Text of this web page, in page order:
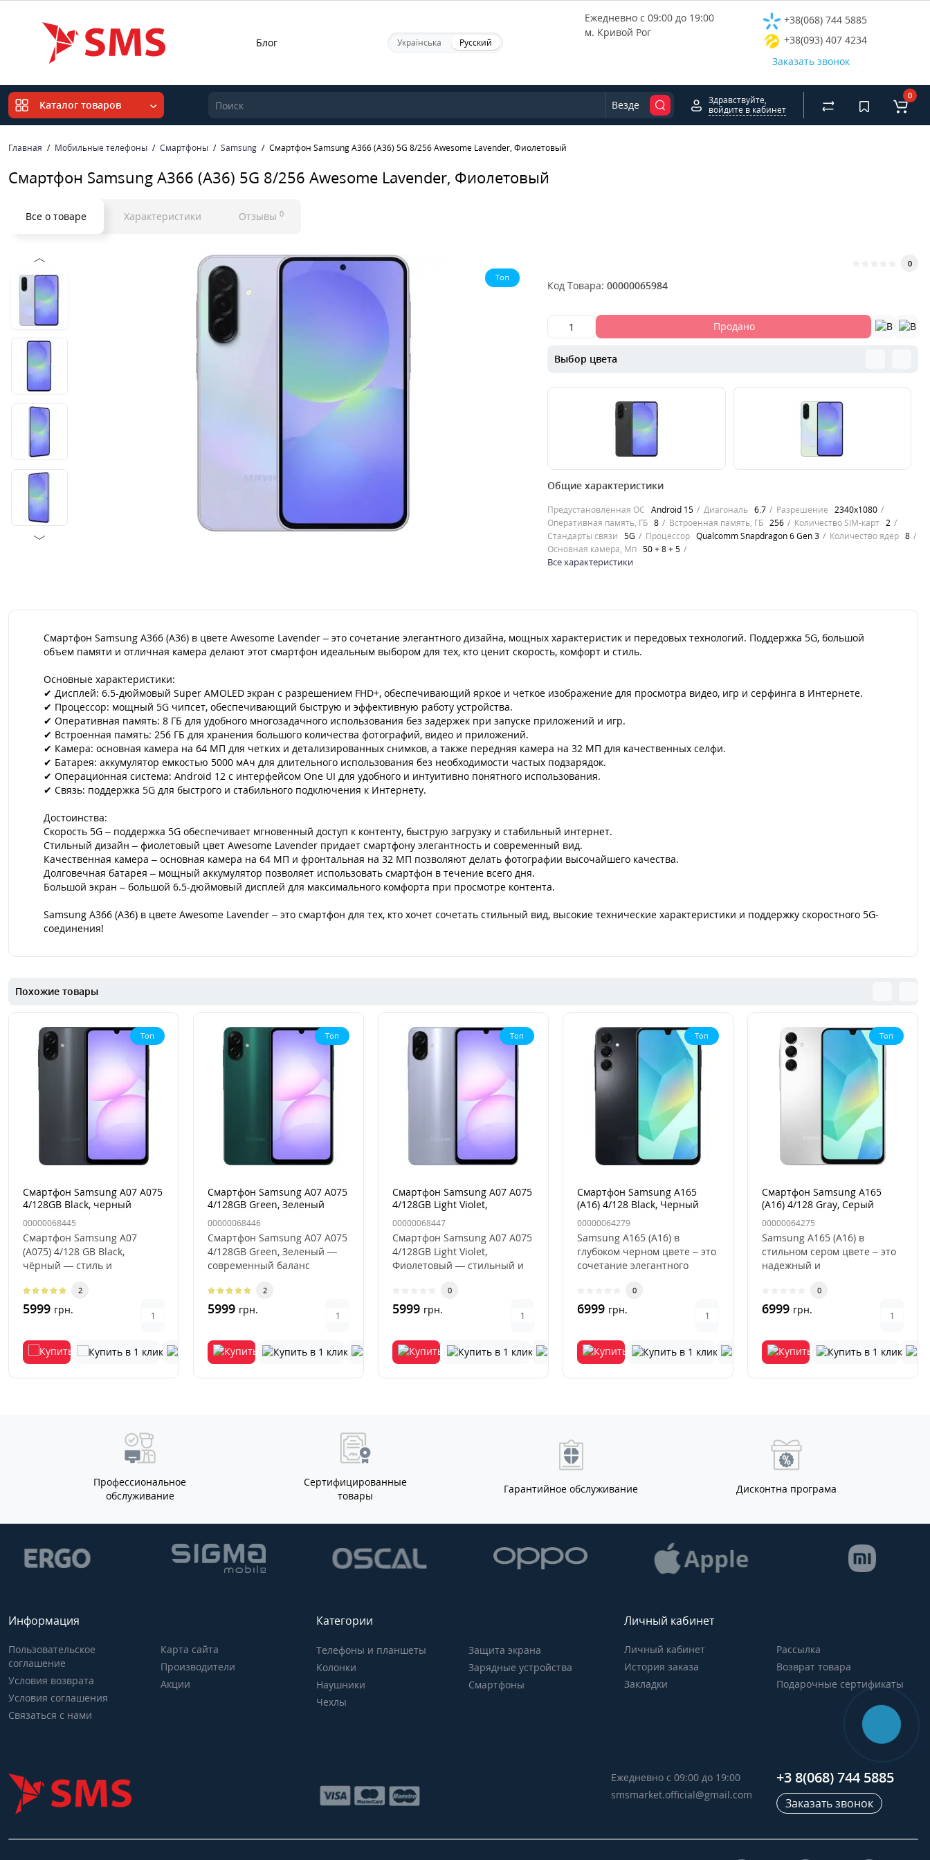
Блог Українська Русский
Ежедневно с 09:00 до 19:00
м. Кривой Рог
+38(068) 744 5885
+38(093) 407 4234
Заказать звонок
Каталог товаров Везде
Здравствуйте,
войдите в кабинет
0
Главная Мобильные телефоны Смартфоны Samsung Смартфон Samsung A366 (A36) 5G 8/256 Awesome Lavender, Фиолетовый
Смартфон Samsung A366 (A36) 5G 8/256 Awesome Lavender, Фиолетовый
Все о товаре Характеристики Отзывы 0
Топ
0
Код Товара: 00000065984
Продано
Выбор цвета
Samsung Galaxy A36 5G — это
стильный и производительный
смартфон, который сочетает в себе
передовые ..
0
14749 грн.
поддержкой 5G, большим AMOLED-
дисплеем и пр..
1
Общие характеристики
Предустановленная ОС Android 15 Диагональ 6.7 Разрешение 2340x1080
Оперативная память, ГБ 8 Встроенная память, ГБ 256 Количество SIM-карт 2
Стандарты связи 5G Процессор Qualcomm Snapdragon 6 Gen 3 Количество ядер 8
Основная камера, Мп 50 + 8 + 5
Все характеристики
Смартфон Samsung A366 (A36) в цвете Awesome Lavender – это сочетание элегантного дизайна, мощных характеристик и передовых технологий. Поддержка 5G, большой
объем памяти и отличная камера делают этот смартфон идеальным выбором для тех, кто ценит скорость, комфорт и стиль.
Основные характеристики:
✔ Дисплей: 6.5-дюймовый Super AMOLED экран с разрешением FHD+, обеспечивающий яркое и четкое изображение для просмотра видео, игр и серфинга в Интернете.
✔ Процессор: мощный 5G чипсет, обеспечивающий быструю и эффективную работу устройства.
✔ Оперативная память: 8 ГБ для удобного многозадачного использования без задержек при запуске приложений и игр.
✔ Встроенная память: 256 ГБ для хранения большого количества фотографий, видео и приложений.
✔ Камера: основная камера на 64 МП для четких и детализированных снимков, а также передняя камера на 32 МП для качественных селфи.
✔ Батарея: аккумулятор емкостью 5000 мАч для длительного использования без необходимости частых подзарядок.
✔ Операционная система: Android 12 с интерфейсом One UI для удобного и интуитивно понятного использования.
✔ Связь: поддержка 5G для быстрого и стабильного подключения к Интернету.
Достоинства:
Скорость 5G – поддержка 5G обеспечивает мгновенный доступ к контенту, быструю загрузку и стабильный интернет.
Стильный дизайн – фиолетовый цвет Awesome Lavender придает смартфону элегантность и современный вид.
Качественная камера – основная камера на 64 МП и фронтальная на 32 МП позволяют делать фотографии высочайшего качества.
Долговечная батарея – мощный аккумулятор позволяет использовать смартфон в течение всего дня.
Большой экран – большой 6.5-дюймовый дисплей для максимального комфорта при просмотре контента.
Samsung A366 (A36) в цвете Awesome Lavender – это смартфон для тех, кто хочет сочетать стильный вид, высокие технические характеристики и поддержку скоростного 5G-
соединения!
Похожие товары
Топ
Смартфон Samsung A07 A075
4/128GB Black, черный
00000068445
Смартфон Samsung A07
(A075) 4/128 GB Black,
чёрный — стиль и
балансеВ цифровую эр..
2
5999 грн.
Топ
Смартфон Samsung A07 A075
4/128GB Green, Зеленый
00000068446
Смартфон Samsung A07 A075
4/128GB Green, Зеленый —
современный баланс
производительности и ..
2
5999 грн.
Топ
Смартфон Samsung A07 A075
4/128GB Light Violet,
Фиолетовый
00000068447
Смартфон Samsung A07 A075
4/128GB Light Violet,
Фиолетовый — стильный и
0
5999 грн.
Топ
Смартфон Samsung A165
(A16) 4/128 Black, Черный
00000064279
Samsung A165 (A16) в
глубоком черном цвете – это
сочетание элегантного
характеристик..
0
6999 грн.
Топ
Смартфон Samsung A165
(A16) 4/128 Gray, Серый
00000064275
Samsung A165 (A16) в
стильном сером цвете – это
надежный и
сочетающий совре..
0
6999 грн.
Профессиональное
обслуживание
Сертифицированные
товары
Гарантийное обслуживание Дисконтна програма
Информация
Пользовательское
соглашение
Условия возврата
Условия соглашения
Связаться с нами
Карта сайта
Производители
Акции
Категории
Телефоны и планшеты
Колонки
Наушники
Чехлы
Защита экрана
Зарядные устройства
Смартфоны
Личный кабинет
Личный кабинет
История заказа
Закладки
Рассылка
Возврат товара
Подарочные сертификаты
Ежедневно с 09:00 до 19:00
smsmarket.official@gmail.com
+3 8(068) 744 5885
Заказать звонок